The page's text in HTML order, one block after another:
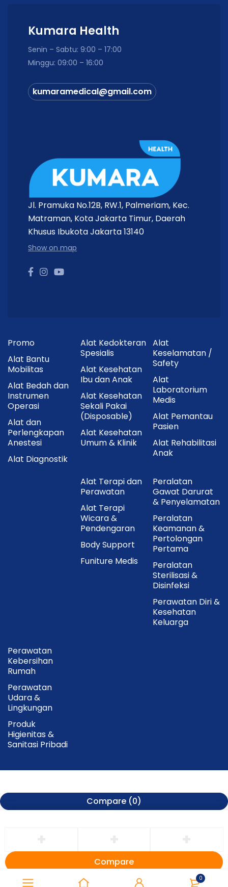
0
Kumara Health
Senin – Sabtu: 9:00 – 17:00
Minggu: 09:00 – 16:00
kumaramedical@gmail.com
Jl. Pramuka No.12B, RW.1, Palmeriam, Kec.
Matraman, Kota Jakarta Timur, Daerah
Khusus Ibukota Jakarta 13140
Show on map
Promo
Alat Bantu
Mobilitas
Alat Bedah dan
Instrumen
Operasi
Alat dan
Perlengkapan
Anestesi
Alat Diagnostik
Alat Kedokteran
Spesialis
Alat Kesehatan
Ibu dan Anak
Alat Kesehatan
Sekali Pakai
(Disposable)
Alat Kesehatan
Umum & Klinik
Alat
Keselamatan /
Safety
Alat
Laboratorium
Medis
Alat Pemantau
Pasien
Alat Rehabilitasi
Anak
Alat Terapi dan
Perawatan
Alat Terapi
Wicara &
Pendengaran
Body Support
Funiture Medis
Peralatan
Gawat Darurat
& Penyelamatan
Peralatan
Keamanan &
Pertolongan
Pertama
Peralatan
Sterilisasi &
Disinfeksi
Perawatan Diri &
Kesehatan
Keluarga
Perawatan
Kebersihan
Rumah
Perawatan
Udara &
Lingkungan
Produk
Higienitas &
Sanitasi Pribadi
Compare (0)
Compare
Remove all products